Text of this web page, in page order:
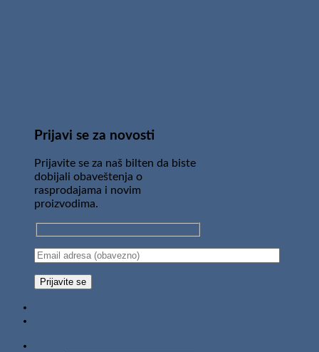
Prijavi se za novosti
Prijavite se za naš bilten da biste
dobijali obaveštenja o
rasprodajama i novim
proizvodima.